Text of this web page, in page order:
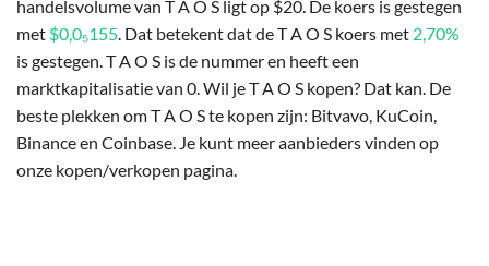
handelsvolume van T A O S ligt op $20. De koers is gestegen
met $0,0₅155. Dat betekent dat de T A O S koers met 2,70%
is gestegen. T A O S is de nummer en heeft een
marktkapitalisatie van 0. Wil je T A O S kopen? Dat kan. De
beste plekken om T A O S te kopen zijn: Bitvavo, KuCoin,
Binance en Coinbase. Je kunt meer aanbieders vinden op
onze kopen/verkopen pagina.